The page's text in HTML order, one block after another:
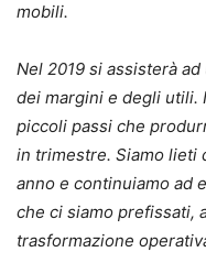
mobili.
Nel 2019 si assisterà
dei margini e degli utili.
piccoli passi che
in trimestre. Siamo lieti
anno e continuiamo ad
che ci siamo prefissati,
trasformazione